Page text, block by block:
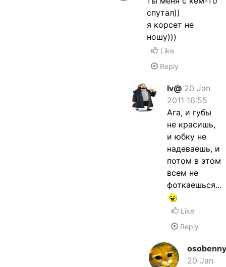
спутал))
я корсет не
ношу)))
Like
Reply
Iv@ 20 Jan
2011 16:55
Ага, и губы
не красишь,
и юбку не
надеваешь, и
потом в этом
всем не
фоткаешься...
Like
Reply
20 Jan